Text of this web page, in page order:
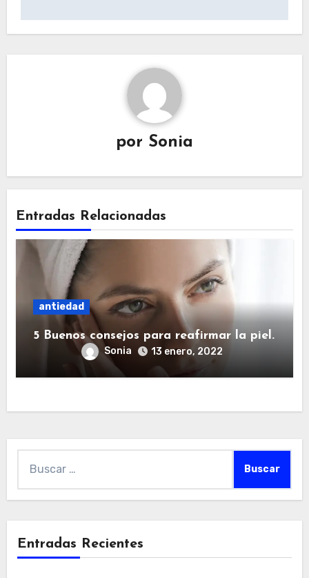
por Sonia
Entradas Relacionadas
antiedad
5 Buenos consejos para reafirmar la piel.
Sonia 13 enero, 2022
Entradas Recientes